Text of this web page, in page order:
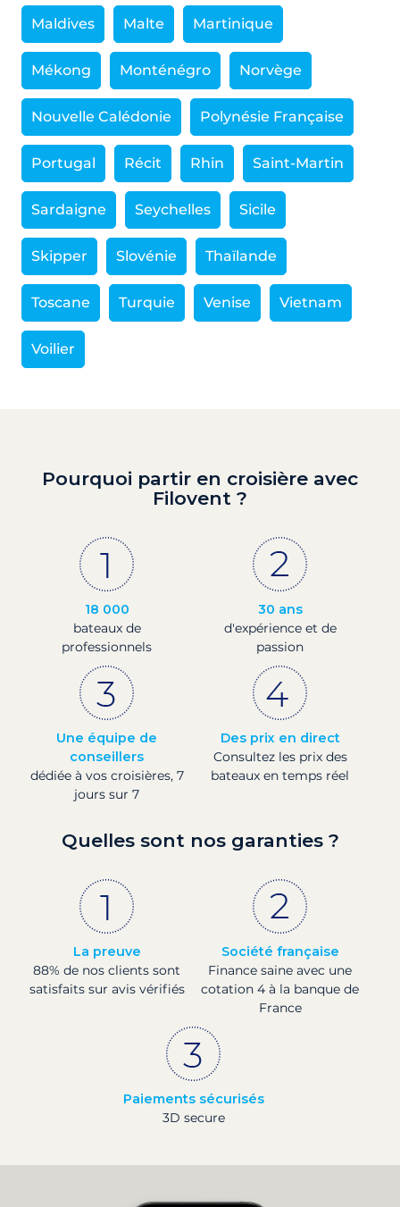
Maldives Malte Martinique
Mékong Monténégro Norvège
Nouvelle Calédonie Polynésie Française
Portugal Récit Rhin Saint-Martin
Sardaigne Seychelles Sicile
Skipper Slovénie Thaïlande
Toscane Turquie Venise Vietnam
Voilier
Pourquoi partir en croisière avec
Filovent ?
18 000
bateaux de
professionnels
30 ans
d'expérience et de
passion
Une équipe de
conseillers
dédiée à vos croisières, 7
jours sur 7
Des prix en direct
Consultez les prix des
bateaux en temps réel
Quelles sont nos garanties ?
La preuve
88% de nos clients sont
satisfaits sur avis vérifiés
Société française
Finance saine avec une
cotation 4 à la banque de
France
Paiements sécurisés
3D secure